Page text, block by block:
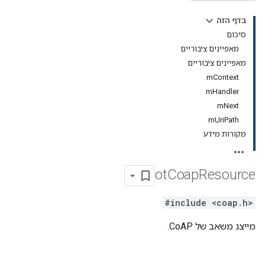
בדף הזה
סיכום
מאפיינים ציבוריים
מאפיינים ציבוריים
mContext
mHandler
mNext
mUriPath
מקורות מידע
otCoapResource
#include <coap.h>
מייצג משאב של CoAP.